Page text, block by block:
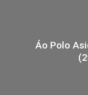
Áo Polo